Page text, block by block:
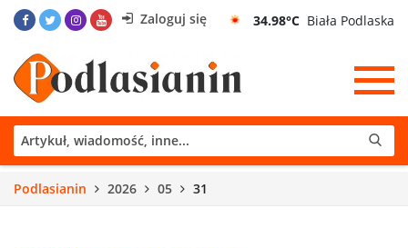
Zaloguj się 34.98°C Biała Podlaska
Podlasianin 2026 05 31